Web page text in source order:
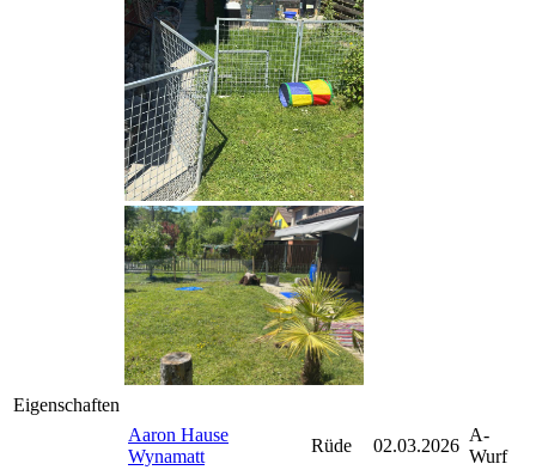
Eigenschaften
Aaron Hause
Wynamatt
Rüde 02.03.2026
A-
Wurf